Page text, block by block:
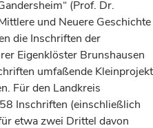
(Prof. Dr.
und Neuere Geschichte
die Inschriften der
Eigenklöster Brunshausen
umfaßende Kleinprojekt
Für den Landkreis
Inschriften (einschließlich
etwa zwei Drittel davon